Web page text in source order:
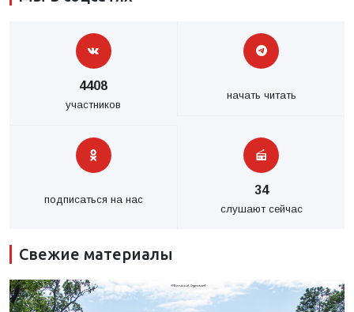
4408
участников
начать читать
подписаться на нас
34
слушают сейчас
Свежие материалы